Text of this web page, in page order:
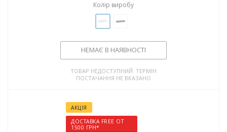
Колір виробу
НЕМАЄ В НАЯВНОСТІ
ТОВАР НЕДОСТУПНИЙ. ТЕРМІН
ПОСТАЧАННЯ НЕ ВКАЗАНО
АКЦІЯ
ДОСТАВКА FREE ОТ
1500 ГРН*